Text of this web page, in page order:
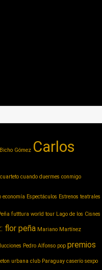
Bicho Gómez Carlos
cuando duermes conmigo
economía Espectáculos Estrenos teatrales
futttura world tour Lago de los Cisnes
flor peña Mariano Martínez
Pedro Alfonso pop premios
urbana club Paraguay caserío sexpo